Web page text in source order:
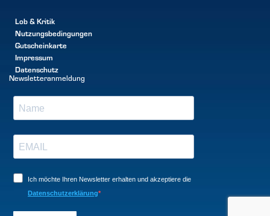
Lob & Kritik
Nutzungsbedingungen
Gutscheinkarte
Impressum
Datenschutz
Newsletteranmeldung
Ich möchte Ihren Newsletter erhalten und akzeptiere die
Datenschutzerklärung